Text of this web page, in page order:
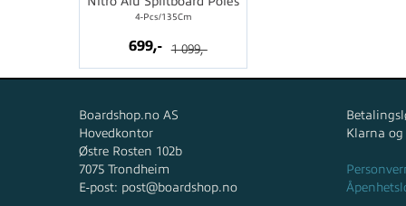
4-Pcs/135Cm
699,- 1 099,-
Boardshop.no AS
Hovedkontor
Østre Rosten 102b
7075 Trondheim
E-post: post@boardshop.no
Klarna og